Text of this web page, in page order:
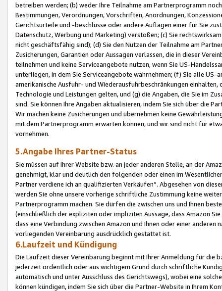
betreiben werden; (b) weder Ihre Teilnahme am Partnerprogramm
Bestimmungen, Verordnungen, Vorschriften, Anordnungen,
Gerichtsurteile und -beschlüsse oder andere Auflagen einer für Sie
Datenschutz, Werbung und Marketing) verstoßen; (c) Sie
nicht geschäftsfähig sind); (d) Sie den Nutzen der Teilnahme am
Zusicherungen, Garantien oder Aussagen verlassen, die in dieser
teilnehmen und keine Serviceangebote nutzen, wenn Sie US-
unterliegen, in dem Sie Serviceangebote wahrnehmen; (f) Sie alle
amerikanische Ausfuhr- und Wiederausfuhrbeschränkungen
Technologie und Leistungen gelten, und (g) die Angaben, die Sie im
sind. Sie können Ihre Angaben aktualisieren, indem Sie sich über die
Wir machen keine Zusicherungen und übernehmen keine
mit dem Partnerprogramm erwarten können, und wir sind nicht für
vornehmen.
5.Angabe Ihres Partner-Status
Sie müssen auf Ihrer Website bzw. an jeder anderen Stelle, an der
genehmigt, klar und deutlich den folgenden oder einen im
Partner verdiene ich an qualifizierten Verkäufen“. Abgesehen von
werden Sie ohne unsere vorherige schriftliche Zustimmung keine
Partnerprogramm machen. Sie dürfen die zwischen uns und Ihnen
(einschließlich der expliziten oder impliziten Aussage, dass Amazon
dass eine Verbindung zwischen Amazon und Ihnen oder einer
vorliegenden Vereinbarung ausdrücklich gestattet ist.
6.Laufzeit und Kündigung
Die Laufzeit dieser Vereinbarung beginnt mit Ihrer Anmeldung für die
jederzeit ordentlich oder aus wichtigem Grund durch schriftliche
automatisch und unter Ausschluss des Gerichtswegs), wobei eine
können kündigen, indem Sie sich über die Partner-Website in Ihrem